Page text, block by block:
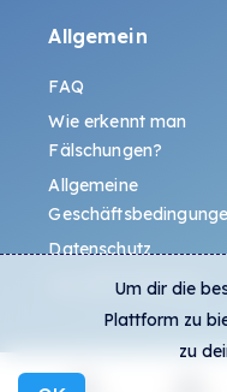
Allgemein
FAQ
Wie erkennt man
Fälschungen?
Allgemeine
Datenschutz
ALL.ART Protocol
Um dir die
Plattform zu
zu